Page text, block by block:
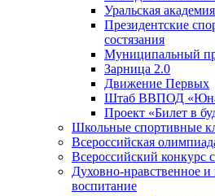
Уральская
Президентские
состязания
Муниципальный
Зарница 2.0
Движение Первых
Штаб ВВПОД
Проект «Билет в
Школьные спортивные
Всероссийская
Всероссийский конкурс
Духовно-нравственное и
воспитание